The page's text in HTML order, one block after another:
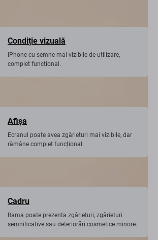
Condiție vizuală
iPhone cu semne mai vizibile de utilizare,
Afişa
Ecranul poate avea zgârieturi mai vizibile, dar
Cadru
Rama poate prezenta zgârieturi, zgârieturi